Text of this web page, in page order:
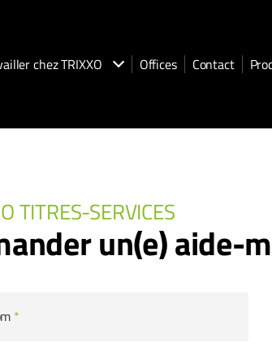
chez TRIXXO Offices Contact
TITRES-SERVICES
un(e) aide-
*